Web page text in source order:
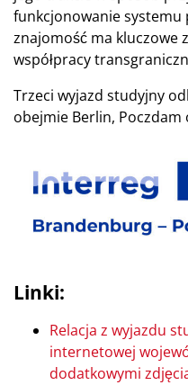
funkcjonowanie
znajomość ma kluczowe
współpracy
Trzeci wyjazd studyjny
obejmie Berlin, Poczdam
Linki:
Relacja z wyjazdu
internetowej
dodatkowymi